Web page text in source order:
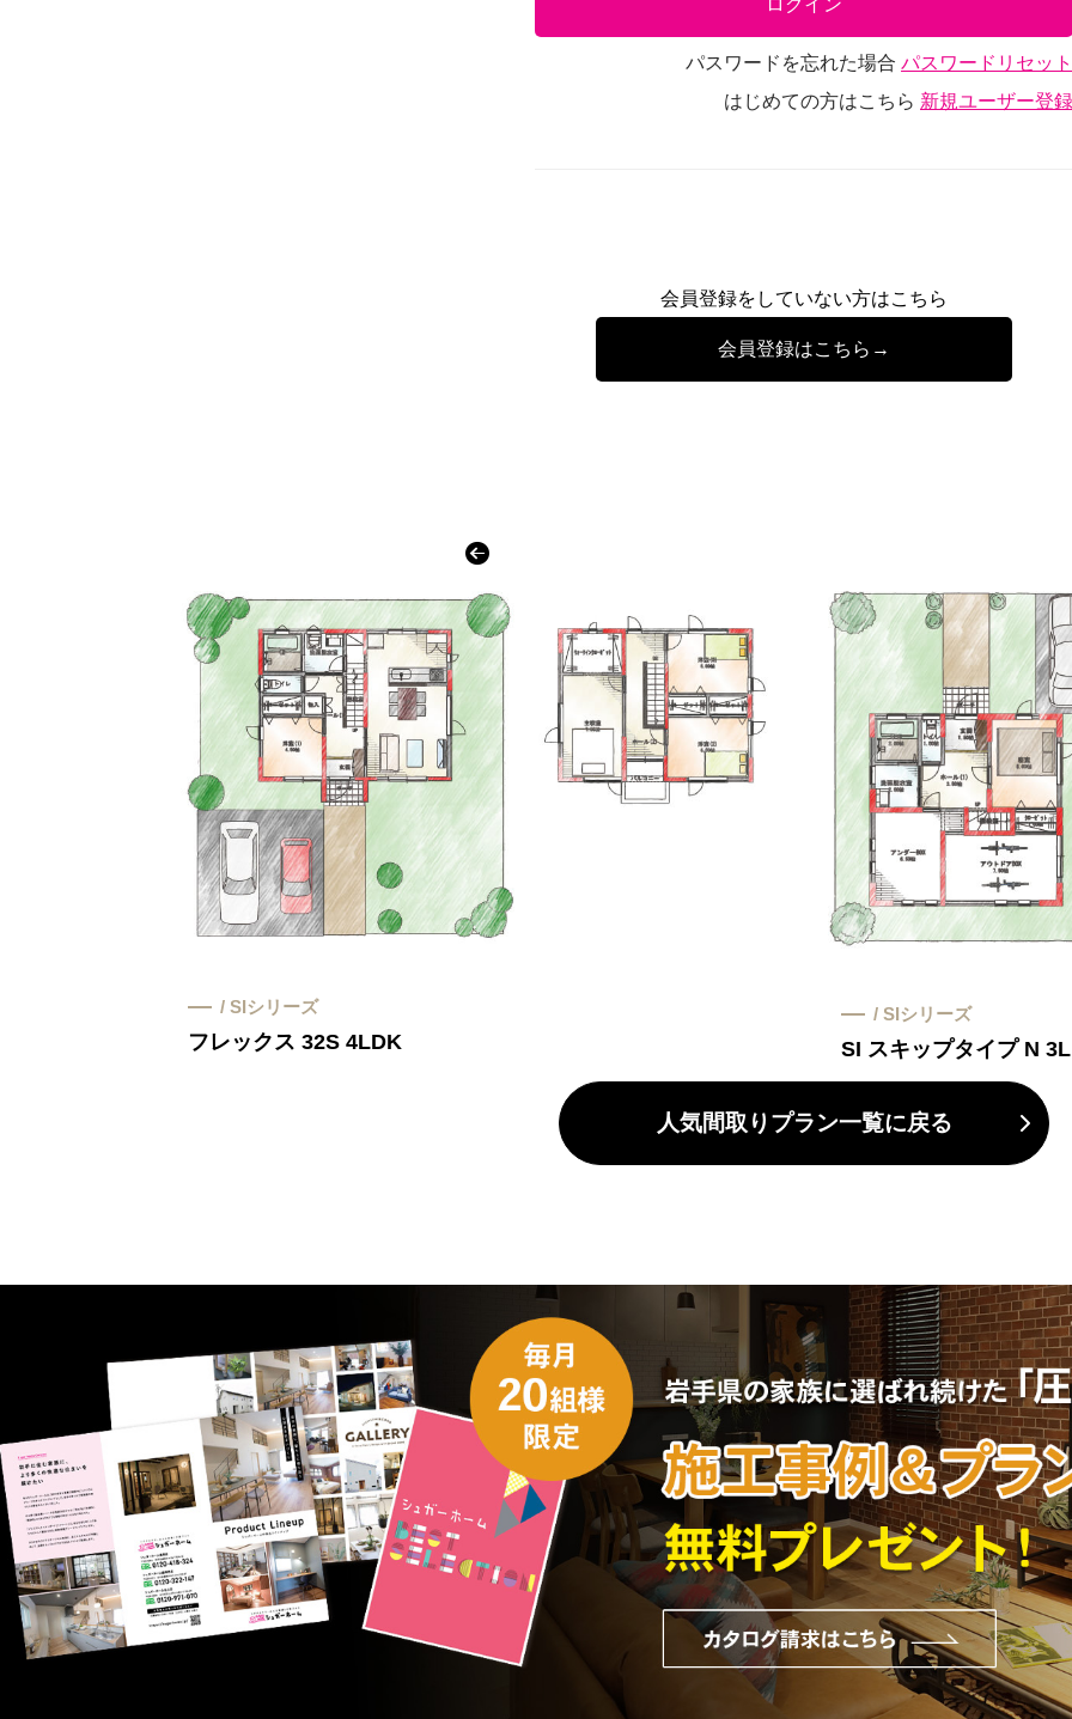
パスワードを忘れた場合 パスワードリセット
はじめての方はこちら 新規ユーザー登録
会員登録をしていない方はこちら
会員登録はこちら→
/ SIシリーズ
フレックス 32S 4LDK
/ SIシリーズ
SI スキップタイプ N
人気間取りプラン一覧に戻る